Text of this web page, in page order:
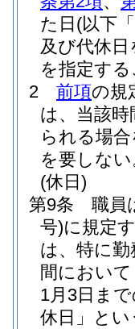
た日 (以下
及び代休
を指定す
2
前項の規
は、当該
られる場
を要しな
(休日)
第9条
職員
号)に規定
は、特に
間におい
1月3日ま
休日」とい